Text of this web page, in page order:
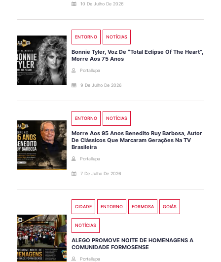
10 De Julho De 2026
ENTORNO NOTÍCIAS
Bonnie Tyler, Voz De “Total Eclipse Of The Heart”,
Morre Aos 75 Anos
Portallupa
9 De Julho De 2026
ENTORNO NOTÍCIAS
Morre Aos 95 Anos Benedito Ruy Barbosa, Autor
De Clássicos Que Marcaram Gerações Na TV
Brasileira
Portallupa
7 De Julho De 2026
CIDADE ENTORNO FORMOSA GOIÁS
NOTÍCIAS
ALEGO PROMOVE NOITE DE HOMENAGENS A
COMUNIDADE FORMOSENSE
Portallupa